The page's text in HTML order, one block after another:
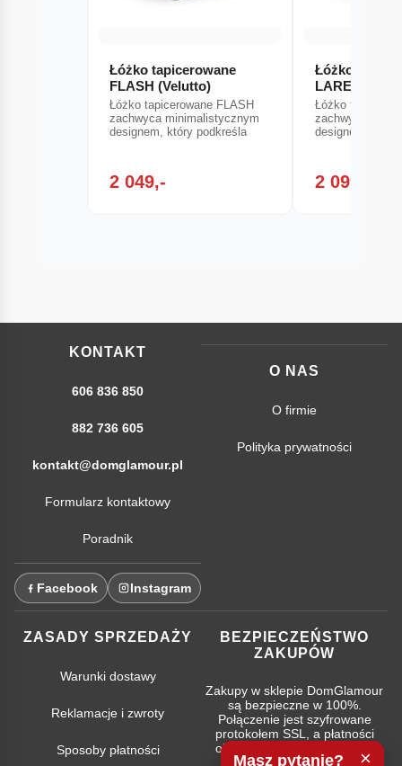
Łóżko tapicerowane
FLASH (Velutto)
Łóżko tapicerowane FLASH
zachwyca minimalistycznym
designem, który podkreśla
2 049,-
Łóżko
LARES
Łóżko
zachwyca
designem, który
2 099,-
KONTAKT
606 836 850
882 736 605
kontakt@domglamour.pl
Formularz kontaktowy
Poradnik
Facebook Instagram
O NAS
O firmie
Polityka prywatności
ZASADY SPRZEDAŻY
Warunki dostawy
Reklamacje i zwroty
Sposoby płatności
BEZPIECZEŃSTWO
ZAKUPÓW
Zakupy w sklepie DomGlamour
są bezpieczne w 100%.
Połączenie jest szyfrowane
protokołem SSL, a płatności
obsługują najpopularniejsze
systemy bankowe.
×
Masz pytanie?